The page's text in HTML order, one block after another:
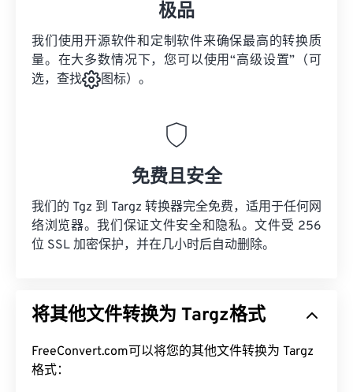
极品
我们使用开源软件和定制软件来确保最高的转换质
量。在大多数情况下，您可以使用“高级设置”（可
选，查找
图标）。
免费且安全
我们的 Tgz 到 Targz 转换器完全免费，适用于任何网
络浏览器。我们保证文件安全和隐私。文件受 256
位 SSL 加密保护，并在几小时后自动删除。
将其他文件转换为 Targz格式
FreeConvert.com可以将您的其他文件转换为 Targz
格式：